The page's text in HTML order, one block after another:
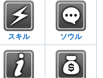
スキル ソウル